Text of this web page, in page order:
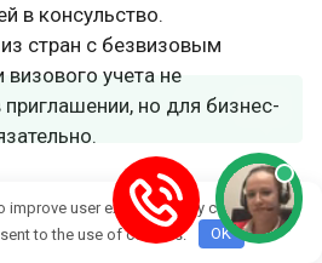
в консульство.
стран с безвизовым
учета не
но для бизнес-
минимизирует риски
деловой визы в
user experience. By continuing to
to the use of cookies.
OK